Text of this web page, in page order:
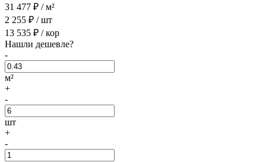
31 477 ₽ /м²
2 255 ₽ /шт
13 535 ₽ /кор
Нашли дешевле?
-
м²
+
-
шт
+
-